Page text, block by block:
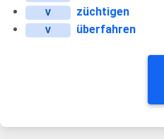
V züchtigen
V überfahren